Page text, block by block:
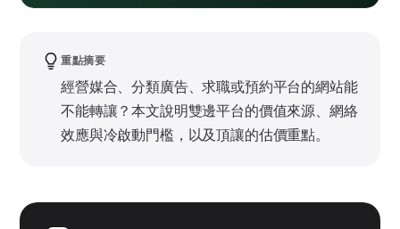
重點摘要
經營媒合、分類廣告、求職或預約平台的網站能
不能轉讓？本文說明雙邊平台的價值來源、網絡
效應與冷啟動門檻，以及頂讓的估價重點。